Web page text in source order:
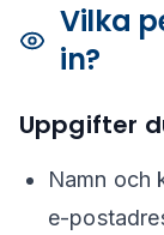
Vilka
in?
Uppgifter
Namn och
e-